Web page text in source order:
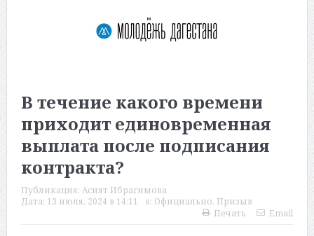
В течение какого времени
приходит единовременная
выплата после подписания
контракта?
Публикация: Асият Ибрагимова
Дата: 13 июля, 2024 в 14:11 в: Официально, Призыв
Печать
Email